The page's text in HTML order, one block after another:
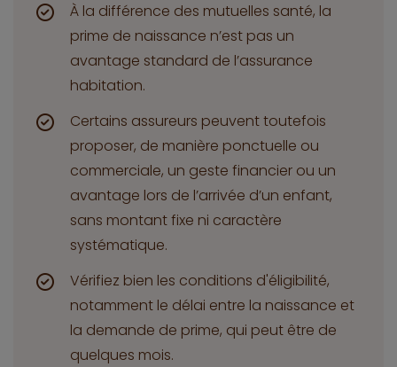
À la différence des mutuelles santé, la
prime de naissance n’est pas un
avantage standard de l’assurance
habitation.
Certains assureurs peuvent toutefois
proposer, de manière ponctuelle ou
commerciale, un geste financier ou un
avantage lors de l’arrivée d’un enfant,
sans montant fixe ni caractère
systématique.
Vérifiez bien les conditions d'éligibilité,
notamment le délai entre la naissance et
la demande de prime, qui peut être de
quelques mois.